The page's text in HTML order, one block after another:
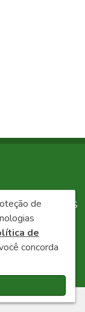
CLÍNICAS
de
de
concorda